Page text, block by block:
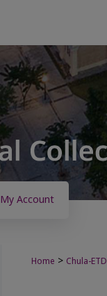
My Account
Home > Chula-ETD